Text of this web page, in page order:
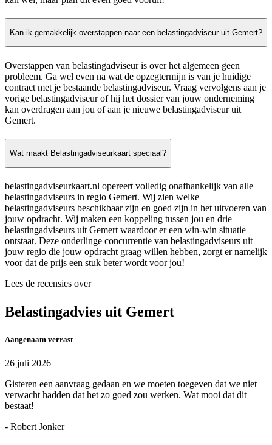
Kan ik gemakkelijk overstappen naar een belastingadviseur uit Gemert?
Overstappen van belastingadviseur is over het algemeen geen
probleem. Ga wel even na wat de opzegtermijn is van je huidige
contract met je bestaande belastingadviseur. Vraag vervolgens aan je
vorige belastingadviseur of hij het dossier van jouw onderneming
kan overdragen aan jou of aan je nieuwe belastingadviseur uit
Gemert.
Wat maakt Belastingadviseurkaart speciaal?
belastingadviseurkaart.nl opereert volledig onafhankelijk van alle
belastingadviseurs in regio Gemert. Wij zien welke
belastingadviseurs beschikbaar zijn en goed zijn in het uitvoeren van
jouw opdracht. Wij maken een koppeling tussen jou en drie
belastingadviseurs uit Gemert waardoor er een win-win situatie
ontstaat. Deze onderlinge concurrentie van belastingadviseurs uit
jouw regio die jouw opdracht graag willen hebben, zorgt er namelijk
voor dat de prijs een stuk beter wordt voor jou!
Lees de recensies over
Belastingadvies uit Gemert
Aangenaam verrast
26 juli 2026
Gisteren een aanvraag gedaan en we moeten toegeven dat we niet
verwacht hadden dat het zo goed zou werken. Wat mooi dat dit
bestaat!
- Robert Jonker